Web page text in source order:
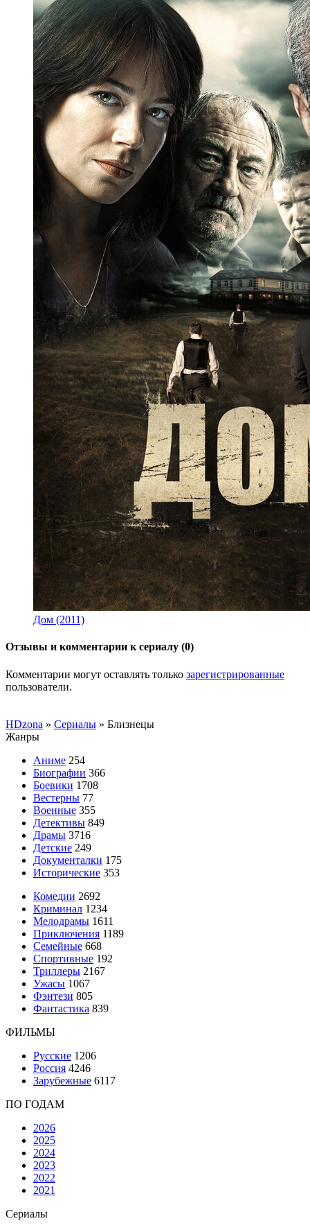
Дом (2011)
Отзывы и комментарии к сериалу (0)
Комментарии могут оставлять только зарегистрированные
пользователи.
HDzona » Сериалы » Близнецы
Жанры
Аниме 254
Биографии 366
Боевики 1708
Вестерны 77
Военные 355
Детективы 849
Драмы 3716
Детские 249
Документалки 175
Исторические 353
Комедии 2692
Криминал 1234
Мелодрамы 1611
Приключения 1189
Семейные 668
Спортивные 192
Триллеры 2167
Ужасы 1067
Фэнтези 805
Фантастика 839
ФИЛЬМЫ
Русские 1206
Россия 4246
Зарубежные 6117
ПО ГОДАМ
2026
2025
2024
2023
2022
2021
Сериалы